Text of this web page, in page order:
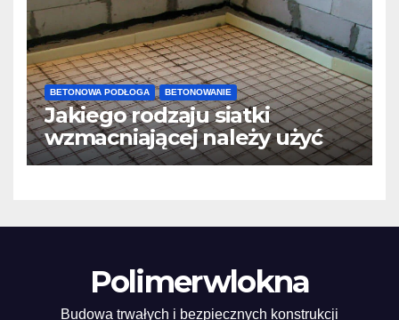
BETONOWA PODŁOGA BETONOWANIE
Jakiego rodzaju siatki
wzmacniającej należy użyć
do wylewek podłogowych?
Polimerwlokna
Budowa trwałych i bezpiecznych konstrukcji